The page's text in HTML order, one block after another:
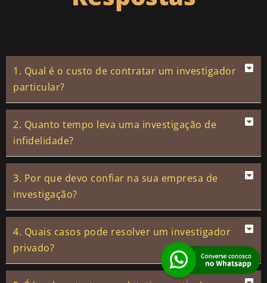
1. Qual é o custo de contratar um investigador
particular?
2. Quanto tempo leva uma investigação de
infidelidade?
3. Por que devo confiar na sua empresa de
investigação?
4. Quais casos pode resolver um investigador
privado?